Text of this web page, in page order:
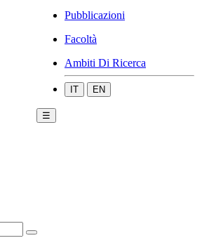
Pubblicazioni
Facoltà
Ambiti Di Ricerca
IT EN
☰